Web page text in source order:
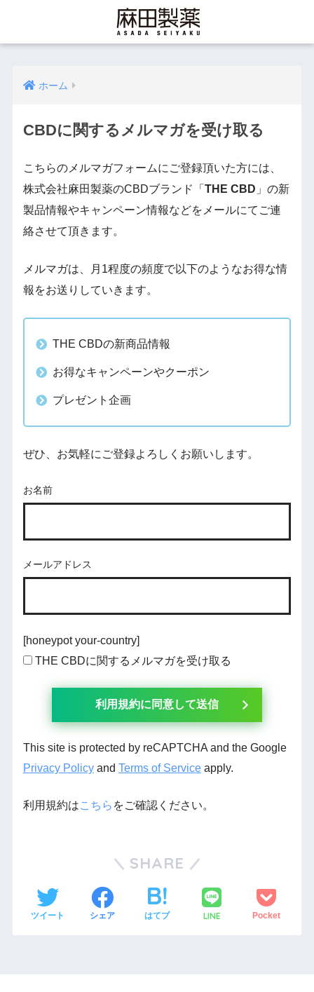
ホーム
CBDに関するメルマガを受け取る
こちらのメルマガフォームにご登録頂いた方には、
株式会社麻田製薬のCBDブランド「 THE CBD 」の新
製品情報やキャンペーン情報などをメールにてご連
絡させて頂きます。
メルマガは、月1程度の頻度で以下のようなお得な情
報をお送りしていきます。
THE CBDの新商品情報
お得なキャンペーンやクーポン
プレゼント企画
ぜひ、お気軽にご登録よろしくお願いします。
お名前
メールアドレス
[honeypot your-country]
THE CBDに関するメルマガを受け取る
This site is protected by reCAPTCHA and the Google
Privacy Policyand Terms of Serviceapply.
利用規約はこちら をご確認ください。
SHARE
ツイート シェア はてブ LINE Pocket